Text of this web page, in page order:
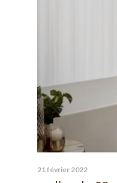
21 février 2022